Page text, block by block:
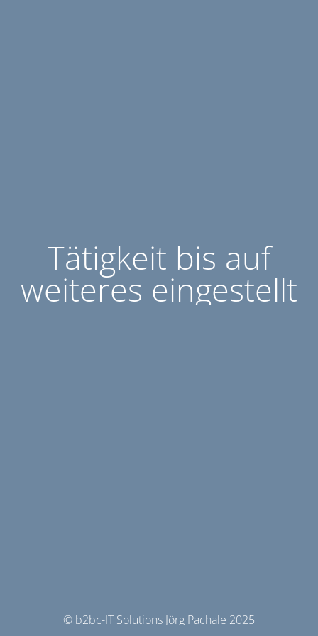
Tätigkeit bis auf
weiteres eingestellt
© b2bc-IT Solutions Jörg Pachale 2025